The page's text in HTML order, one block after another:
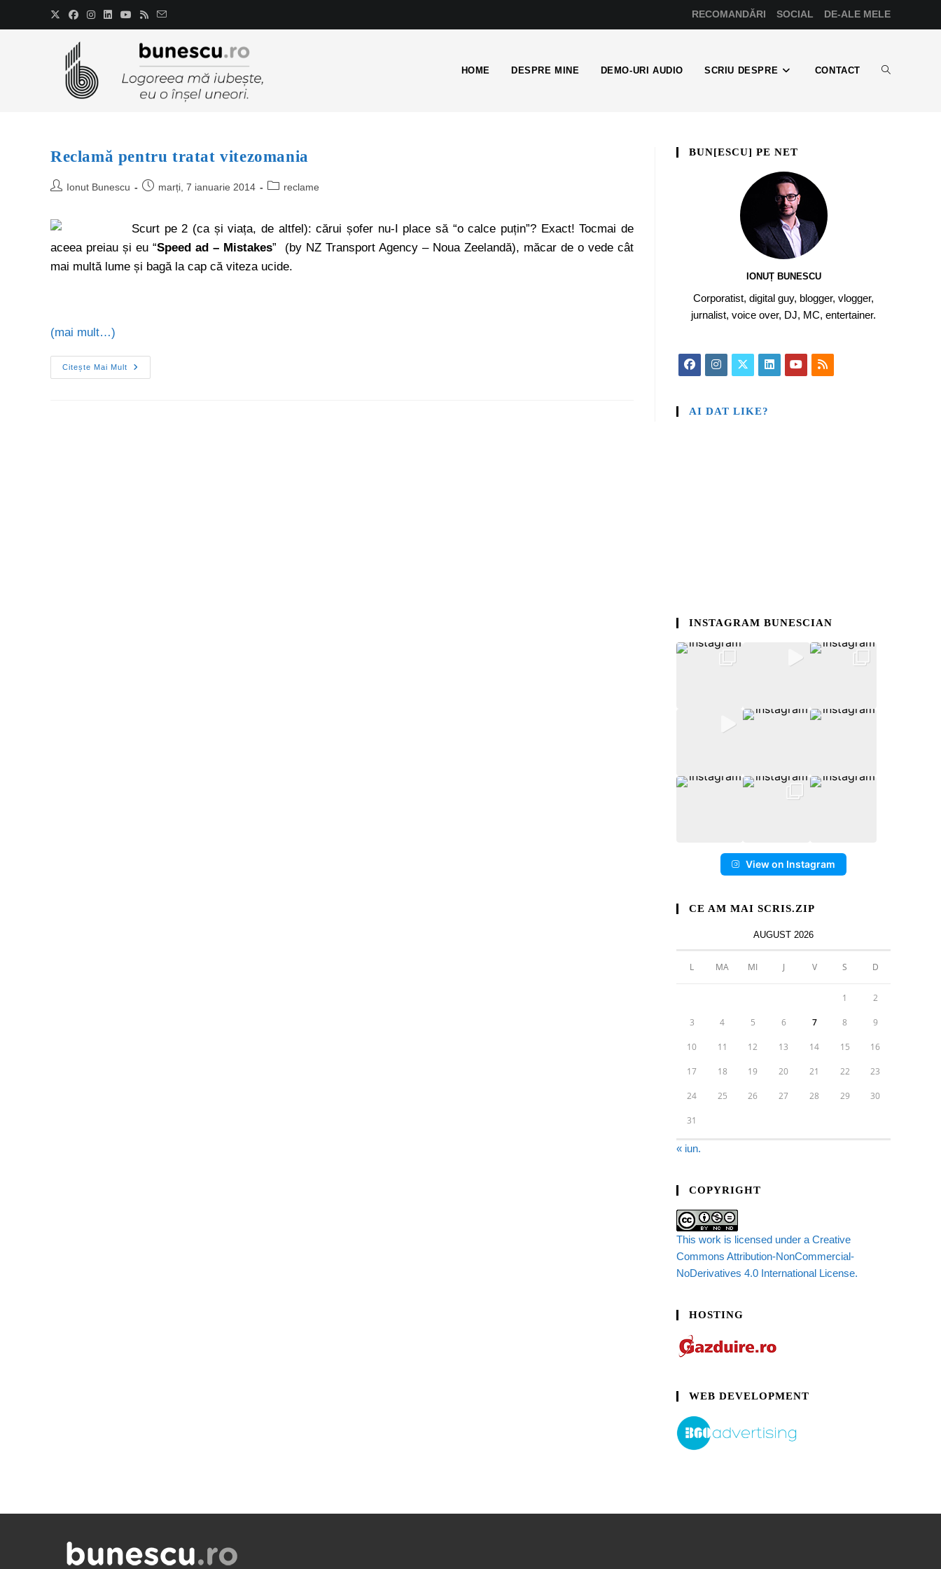
RECOMANDĂRI SOCIAL DE-ALE MELE
HOME DESPRE MINE DEMO-URI AUDIO SCRIU DESPRE CONTACT
Reclamă pentru tratat vitezomania
Ionut Bunescu marți, 7 ianuarie 2014 reclame
Scurt pe 2 (ca și viața, de altfel): cărui șofer nu-I place să “o calce puțin”? Exact! Tocmai de
aceea preiau și eu “Speed ad – Mistakes” (by NZ Transport Agency – Noua Zeelandă), măcar de o vede cât
mai multă lume și bagă la cap că viteza ucide.
(mai mult…)
Citește Mai Mult
BUN[ESCU] PE NET
IONUȚ BUNESCU
Corporatist, digital guy, blogger, vlogger,
jurnalist, voice over, DJ, MC, entertainer.
AI DAT LIKE?
INSTAGRAM BUNESCIAN
View on Instagram
CE AM MAI SCRIS.ZIP
AUGUST 2026
L MA MI J V S D
1 2
3 4 5 6 7 8 9
10 11 12 13 14 15 16
17 18 19 20 21 22 23
24 25 26 27 28 29 30
31
« iun.
COPYRIGHT
This work is licensed under a Creative
Commons Attribution-NonCommercial-
NoDerivatives 4.0 International License.
HOSTING
WEB DEVELOPMENT